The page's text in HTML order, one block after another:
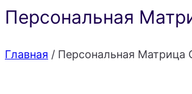
Персональная
Главная / Персональная Матрица